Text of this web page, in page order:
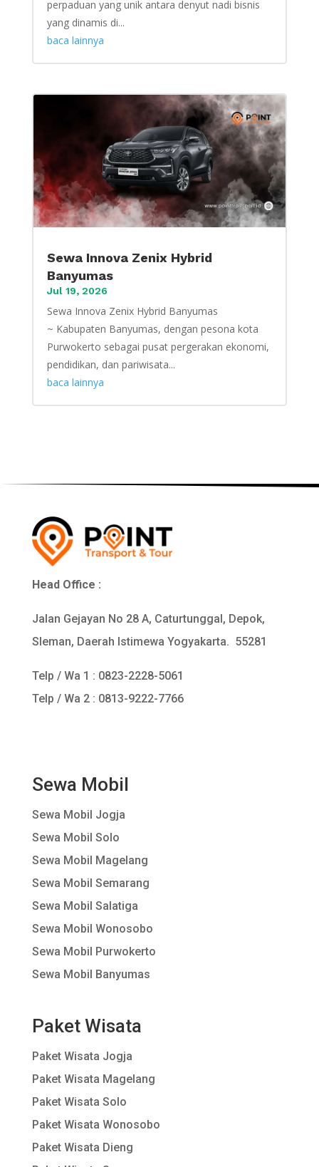
perpaduan yang unik antara denyut nadi bisnis
yang dinamis di...
baca lainnya
Sewa Innova Zenix Hybrid
Banyumas
Jul 19, 2026
Sewa Innova Zenix Hybrid Banyumas
~ Kabupaten Banyumas, dengan pesona kota
Purwokerto sebagai pusat pergerakan ekonomi,
pendidikan, dan pariwisata...
baca lainnya
Head Office :
Jalan Gejayan No 28 A, Caturtunggal, Depok,
Sleman, Daerah Istimewa Yogyakarta. 55281
Telp / Wa 1 : 0823-2228-5061
Telp / Wa 2 : 0813-9222-7766
Sewa Mobil
Sewa Mobil Jogja
Sewa Mobil Solo
Sewa Mobil Magelang
Sewa Mobil Semarang
Sewa Mobil Salatiga
Sewa Mobil Wonosobo
Sewa Mobil Purwokerto
Sewa Mobil Banyumas
Paket Wisata
Paket Wisata Jogja
Paket Wisata Magelang
Paket Wisata Solo
Paket Wisata Wonosobo
Paket Wisata Dieng